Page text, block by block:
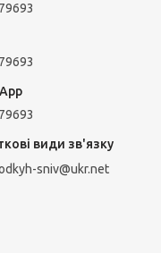
sniv@ukr.net